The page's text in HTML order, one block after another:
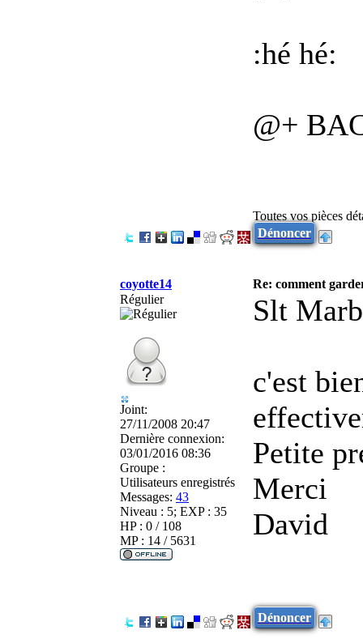
:hé hé:
@+
Toutes vos pièces
Dénoncer
coyotte14
Re: comment
Régulier
Joint:
27/11/2008 20:47
Dernière connexion:
03/01/2016 08:36
Groupe :
Utilisateurs enregistrés
Messages: 43
Niveau : 5; EXP : 35
HP : 0 / 108
MP : 14 / 5631
Slt
c'est
Petite
Merci
David
Dénoncer